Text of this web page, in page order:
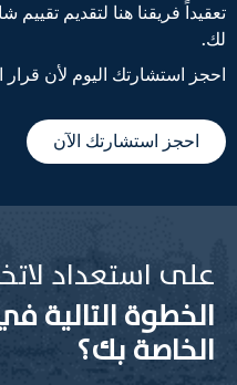
تعقيداً فريقنا هنا لتقديم
لك.
احجز استشارتك اليوم لأن قرار
احجز استشارتك الآن
على استعداد
الخطوة التالية
الخاصة بك؟